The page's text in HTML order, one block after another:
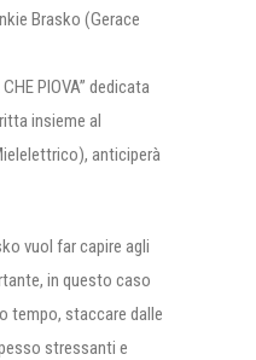
Brasko (Gerace
PIOVA” dedicata
insieme al
anticiperà
vuol far capire agli
in questo caso
tempo, staccare dalle
stressanti e